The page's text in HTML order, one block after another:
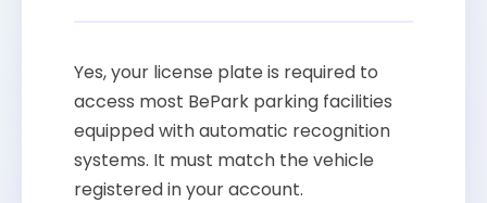
Yes, your license plate is required to
access most BePark parking facilities
equipped with automatic recognition
systems. It must match the vehicle
registered in your account.